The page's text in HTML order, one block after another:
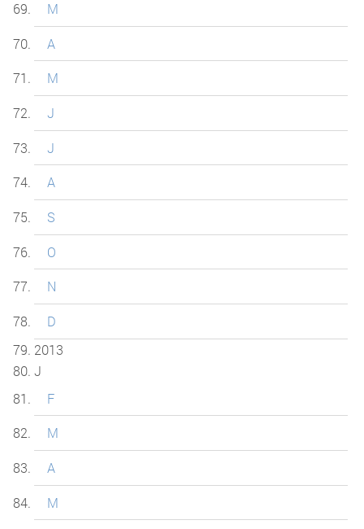
M
A
M
J
J
A
S
O
N
D
2013
J
F
M
A
M